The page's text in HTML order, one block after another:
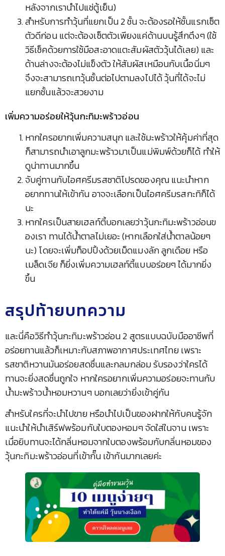
หลังจากเรานำไปแช่ตู้เย็น)
สำหรับการทำวุ้นที่แยกเป็น 2 ชั้น จะต้องรอให้ชั้นแรกเซ็ต
ตัวดีก่อน แต่จะต้องเซ็ตตัวเพียงแค่ด้านบนรู้สึกตึงๆ (ใช้
วิธีเช็คด้วยการใช้มือสะอาดแตะสัมผัสตัววุ้นได้เลย) และ
ด้านล่างจะต้องไม่แข็งตัว ให้สัมผัสเหมือนกับเนื้อนิ่มๆ
จึงจะสามารถเทวุ้นชั้นต่อไปตามลงไปได้ วุ้นที่ได้จะไม่
แยกชั้นแล้วจะสวยงาม
เพิ่มความอร่อยให้วุ้นกะทิมะพร้าวอ่อน
หากใครอยากเพิ่มความสนุก และใช้มะพร้าวให้คุ้มค่าที่สุด
ก็สามารถนำเอาลูกมะพร้าวมาเป็นแม่พิมพ์ด้วยก็ได้ ทำให้
ดูน่าทานมากขึ้น
จับคู่ทานกับไอศครีมรสชาติโปรดของคุณ แนะนำหาก
อยากทานให้เข้ากัน อาจจะเลือกเป็นไอศครีมรสกะทิก็ได้
นะ
หากใครเป็นสายเฮลท์ตี้บอกเลยว่าวุ้นกะทิมะพร้าวอ่อนข
องเรา ทานได้น้ำตาลไม่เยอะ (หากเลือกใส่น้ำตาลน้อยๆ
นะ) โดยจะเพิ่มท็อปปิ้งด้วยเม็ดแมงลัก ลูกเดือย หรือ
เมล็ดเจีย ก็ยิ่งเพิ่มความเฮลท์ตี้แบบอร่อยๆ ได้มากยิ่ง
ขึ้น
สรุปท้ายบทความ
และนี่คือวิธีทำวุ้นกะทิมะพร้าวอ่อน 2 สูตรแบบฉบับมืออาชีพที่
อร่อยทานแล้วก็เหมาะกับสภาพอากาศประเทศไทย เพราะ
รสชาติหวานมันอร่อยสดชื่นและกลมกล่อม รับรองว่าใครได้
ทานจะยิ่งสดชื่นถูกใจ หากใครอยากเพิ่มความอร่อยจะทานกับ
น้ำมะพร้าวน้ำหอมหวานๆ บอกเลยว่ายิ่งเข้าคู่กัน
สำหรับใครที่จะนำไปขาย หรือนำไปเป็นของฝากให้กับคนรู้จัก
แนะนำให้นำเสิร์ฟพร้อมกับใบตองหอมๆ จัดใส่ในจาน เพราะ
เมื่อยิบทานจะได้กลิ่นหอมจากใบตองพร้อมกับกลิ่นหอมของ
วุ้นกะทิมะพร้าวอ่อนที่เข้ากั๊น เข้ากันมากเลยค่ะ